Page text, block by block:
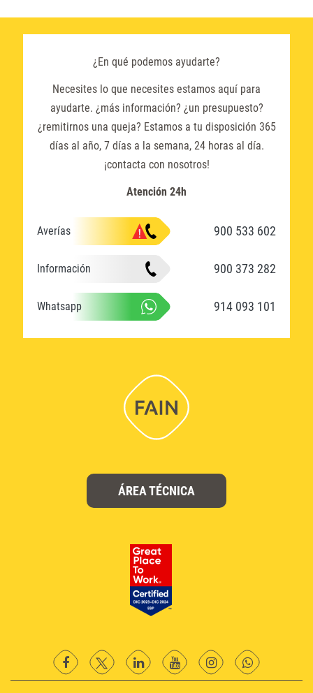
¿En qué podemos ayudarte?
Necesites lo que necesites estamos aquí para
ayudarte. ¿más información? ¿un presupuesto?
¿remitirnos una queja? Estamos a tu disposición 365
días al año, 7 días a la semana, 24 horas al día.
¡contacta con nosotros!
Atención 24h
Averías 900 533 602
Información 900 373 282
Whatsapp 914 093 101
ÁREA TÉCNICA
facebooktwitter LinkedinYouTubeinstagramWhatsapp